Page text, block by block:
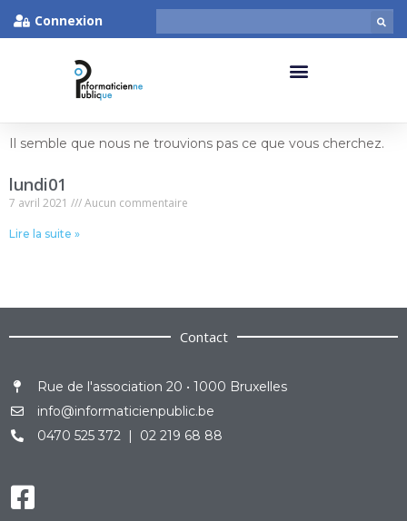
Connexion
Il semble que nous ne trouvions pas ce que vous cherchez.
lundi01
7 avril 2021 Aucun commentaire
Lire la suite »
Contact
Rue de l'association 20 • 1000 Bruxelles
info@informaticienpublic.be
0470 525 372 | 02 219 68 88